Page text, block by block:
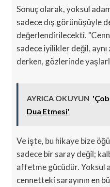
Sonuç olarak, yoksul
sadece dış görünüşüyle
değerlendirilecekti.
sadece iyilikler değil,
derken, gözlerinde
AYRICA OKUYUN
Dua Etmesi'
Ve işte, bu hikaye bize
sadece bir saray değil;
affetme gücüdür. Yoksul
cennetteki sarayının en